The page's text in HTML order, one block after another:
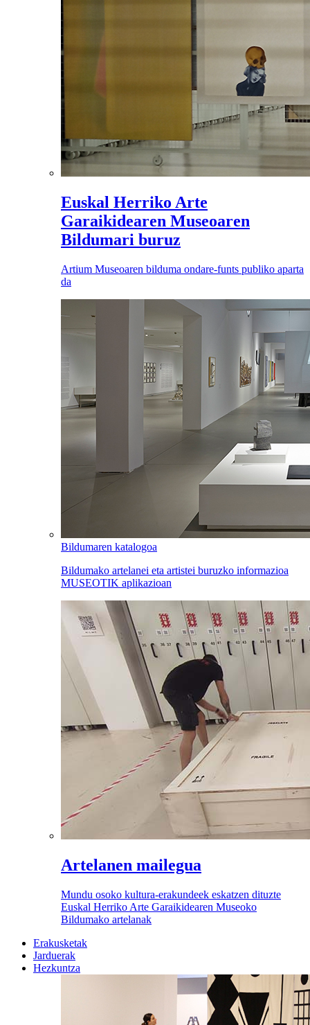
Euskal Herriko Arte
Garaikidearen Museoaren
Bildumari buruz
Artium Museoaren bilduma ondare-funts publiko aparta
da
Bildumaren katalogoa
Bildumako artelanei eta artistei buruzko informazioa
MUSEOTIK aplikazioan
Artelanen mailegua
Mundu osoko kultura-erakundeek eskatzen dituzte
Euskal Herriko Arte Garaikidearen Museoko
Bildumako artelanak
Erakusketak
Jarduerak
Hezkuntza